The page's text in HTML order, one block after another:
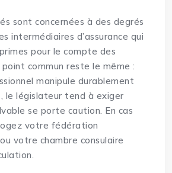
sont concernées à des degrés
intermédiaires d’assurance qui
pour le compte des
commun reste le même :
manipule durablement
le législateur tend à exiger
se porte caution. En cas
votre fédération
votre chambre consulaire